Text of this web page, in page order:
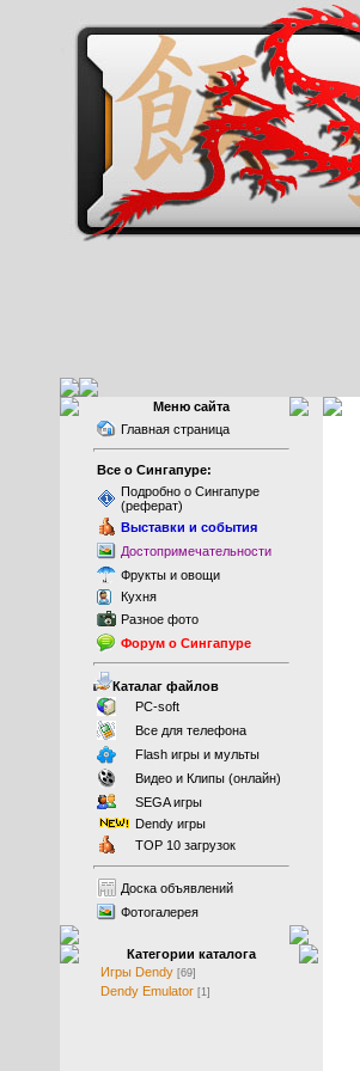
Меню сайта
Главная страница
Все о Сингапуре:
Подробно о Сингапуре
(реферат)
Выставки и события
Достопримечательности
Фрукты и овощи
Кухня
Разное фото
Форум о Сингапуре
Каталаг файлов
PC-soft
Все для телефона
Flash игры и мульты
Видео и Клипы (онлайн)
SEGA игры
Dendy игры
TOP 10 загрузок
Доска объявлений
Фотогалерея
Категории каталога
Игры Dendy [69]
Dendy Emulator [1]